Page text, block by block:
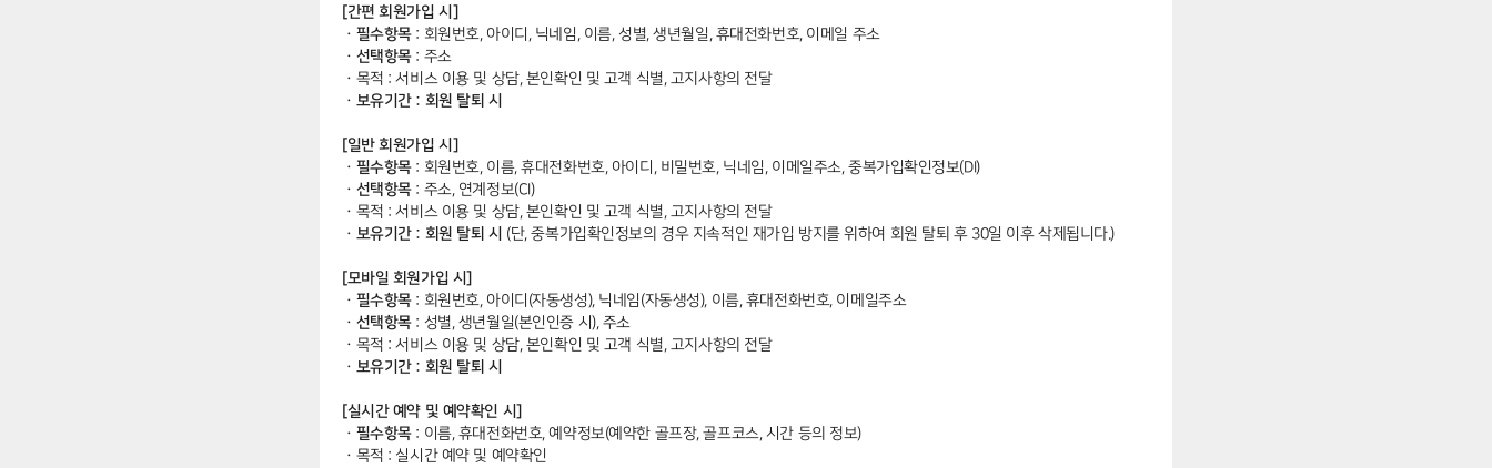
[간편 회원가입 시]
ㆍ필수항목: 회원번호, 아이디, 닉네임, 이름, 성별, 생년월일, 휴대전화번호, 이메일 주소
ㆍ선택항목: 주소
ㆍ 목적 : 서비스 이용 및 상담, 본인확인 및 고객 식별, 고지사항의 전달
ㆍ보유기간 : 회원 탈퇴 시
[일반 회원가입 시]
ㆍ필수항목: 회원번호, 이름, 휴대전화번호, 아이디, 비밀번호, 닉네임, 이메일주소, 중복가입확인정보(DI)
ㆍ선택항목: 주소, 연계정보(CI)
ㆍ 목적 : 서비스 이용 및 상담, 본인확인 및 고객 식별, 고지사항의 전달
ㆍ보유기간 : 회원 탈퇴 시 (단, 중복가입확인정보의 경우 지속적인 재가입 방지를 위하여 회원 탈퇴 후 30일 이후 삭제됩니다.)
[모바일 회원가입 시]
ㆍ필수항목: 회원번호, 아이디(자동생성), 닉네임(자동생성), 이름, 휴대전화번호, 이메일주소
ㆍ선택항목: 성별, 생년월일(본인인증 시), 주소
ㆍ 목적 : 서비스 이용 및 상담, 본인확인 및 고객 식별, 고지사항의 전달
ㆍ보유기간 : 회원 탈퇴 시
[실시간 예약 및 예약확인 시]
ㆍ필수항목: 이름, 휴대전화번호, 예약정보(예약한 골프장, 골프코스, 시간 등의 정보)
ㆍ 목적 : 실시간 예약 및 예약확인